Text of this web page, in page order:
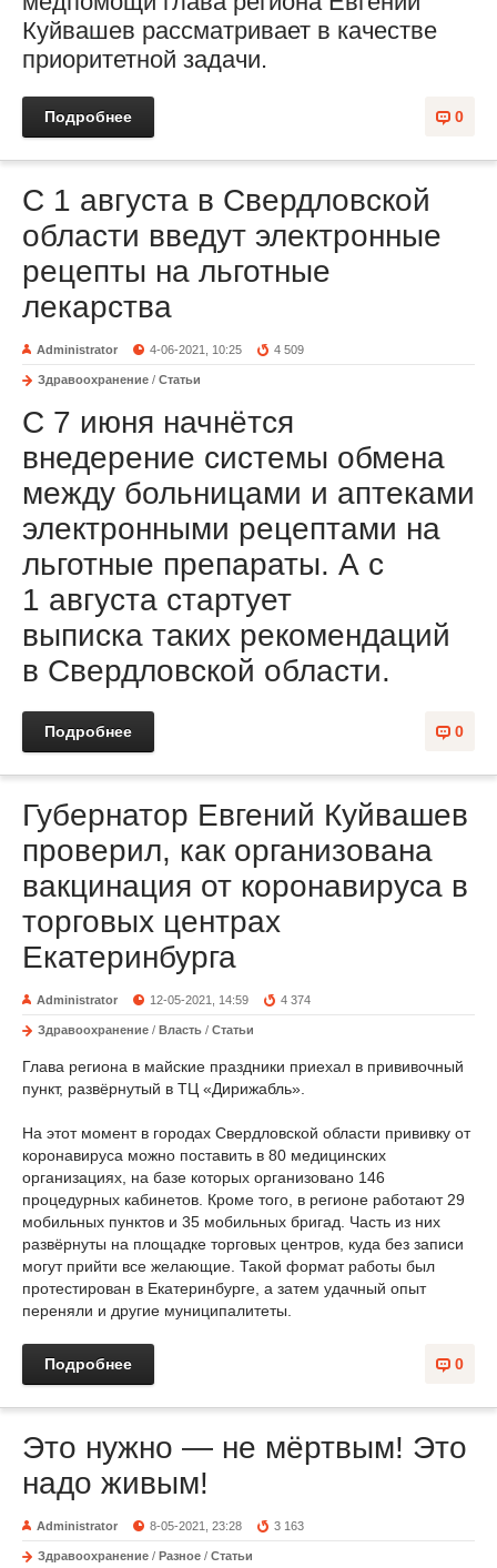
Куйвашев рассматривает в качестве
приоритетной задачи.
0
Подробнее
С 1 августа в Свердловской
области введут электронные
рецепты на льготные
лекарства
Administrator 4-06-2021, 10:25 4 509
Здравоохранение / Статьи
С 7 июня начнётся
внедерение системы обмена
между больницами и аптеками
электронными рецептами на
льготные препараты. А с
1 августа стартует
выписка таких рекомендаций
в Свердловской области.
0
Подробнее
Губернатор Евгений Куйвашев
проверил, как организована
вакцинация от коронавируса в
торговых центрах
Екатеринбурга
Administrator 12-05-2021, 14:59 4 374
Здравоохранение / Власть / Статьи
Глава региона в майские праздники приехал в прививочный
пункт, развёрнутый в ТЦ «Дирижабль».
На этот момент в городах Свердловской области прививку от
коронавируса можно поставить в 80 медицинских
организациях, на базе которых организовано 146
процедурных кабинетов. Кроме того, в регионе работают 29
мобильных пунктов и 35 мобильных бригад. Часть из них
развёрнуты на площадке торговых центров, куда без записи
могут прийти все желающие. Такой формат работы был
протестирован в Екатеринбурге, а затем удачный опыт
переняли и другие муниципалитеты.
0
Подробнее
Это нужно — не мёртвым! Это
надо живым!
Administrator 8-05-2021, 23:28 3 163
Здравоохранение / Разное / Статьи